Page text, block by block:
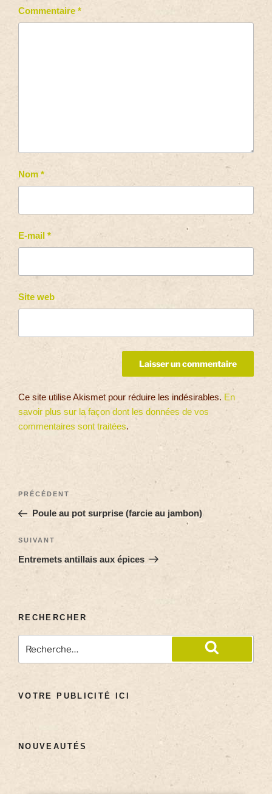
Commentaire *
Nom *
E-mail *
Site web
Ce site utilise Akismet pour réduire les indésirables. En
savoir plus sur la façon dont les données de vos
commentaires sont traitées.
PRÉCÉDENT
Poule au pot surprise (farcie au jambon)
SUIVANT
Entremets antillais aux épices
RECHERCHER
VOTRE PUBLICITÉ ICI
NOUVEAUTÉS